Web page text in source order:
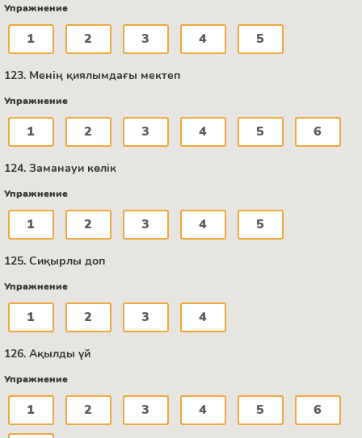
Упражнение
1 2 3 4 5
123. Менің қиялымдағы мектеп
Упражнение
1 2 3 4 5 6
124. Заманауи көлік
Упражнение
1 2 3 4 5
125. Сиқырлы доп
Упражнение
1 2 3 4
126. Ақылды үй
Упражнение
1 2 3 4 5 6